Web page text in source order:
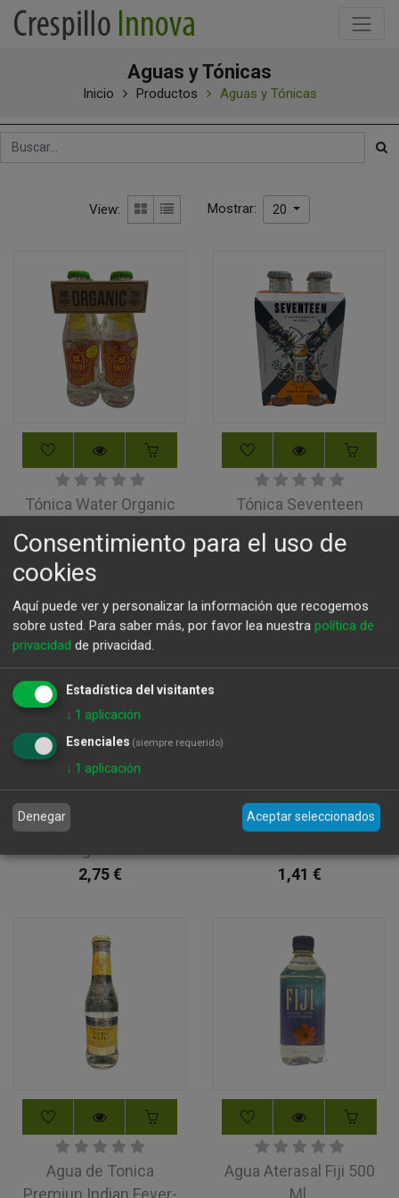
Aguas y Tónicas
Inicio Productos Aguas y Tónicas
View: Mostrar: 20
Tónica Water Organic
Tónica Seventeen
4,88€
2,75€
1,41 €
Agua de Tonica
Premiun Indian Fever-
Agua Aterasal Fiji 500
Ml.
Consentimiento para el uso de
cookies
Aquí puede ver y personalizar la información que recogemos
sobre usted. Para saber más, por favor lea nuestra política de
privacidad de privacidad.
Estadística del visitantes
↓ 1 aplicación
Esenciales (siempre requerido)
↓ 1 aplicación
Denegar Aceptar seleccionados